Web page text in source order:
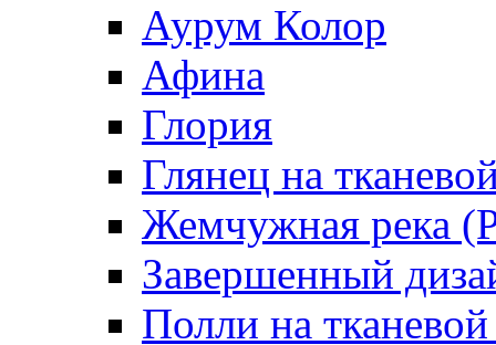
Аурум Колор
Афина
Глория
Глянец на
Жемчужная река
Завершенный
Полли на